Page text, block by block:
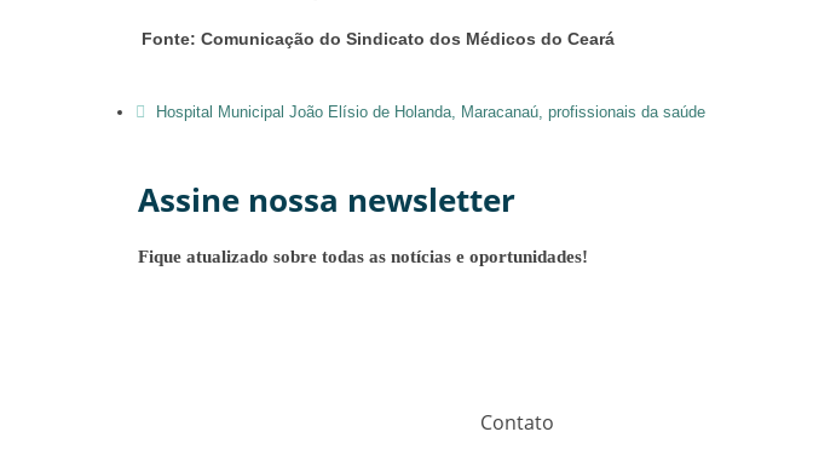
Fonte: Comunicação do Sindicato dos Médicos do Ceará
Hospital Municipal João Elísio de Holanda, Maracanaú, profissionais da saúde
Assine nossa newsletter
Fique atualizado sobre todas as notícias e oportunidades!
Contato